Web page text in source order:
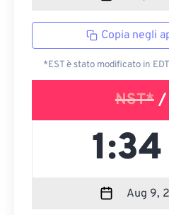
Copia negli
*EST è stato modificato in
NST*/